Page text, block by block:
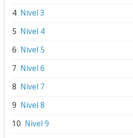
Nivel 3
Nivel 4
Nivel 5
Nivel 6
Nivel 7
Nivel 8
Nivel 9